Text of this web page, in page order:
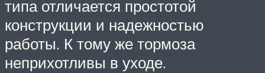
типа отличается простотой
конструкции и надежностью
работы. К тому же тормоза
неприхотливы в уходе.